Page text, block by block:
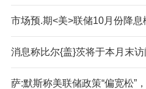
市场预.期<美>联储10月份降息
消息称比尔{盖}茨将于本月末访
萨:默斯称美联储政策“偏宽松”